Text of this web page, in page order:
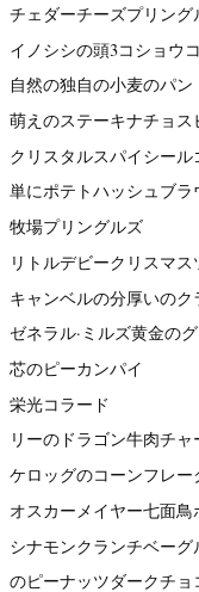
チェダーチーズプリング
イノシシの頭3コショウ
自然の独自の小麦のパン
萌えのステーキナチョス
クリスタルスパイシー
単にポテトハッシュブラ
牧場プリングルズ
リトルデビークリスマ
キャンベルの分厚いの
ゼネラル·ミルズ黄金の
芯のピーカンパイ
栄光コラード
リーのドラゴン牛肉チャ
ケロッグのコーンフレー
オスカーメイヤー七面鳥
シナモンクランチベーグ
のピーナッツダークチョ